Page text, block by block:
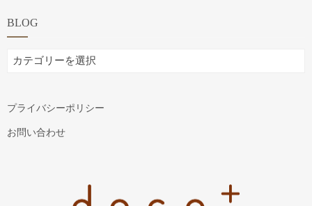
BLOG
BLOG
プライバシーポリシー
お問い合わせ